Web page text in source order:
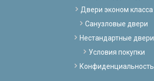
Двери эконом класса
Санузловые двери
Нестандартные двери
Условия покупки
Конфиденциальность